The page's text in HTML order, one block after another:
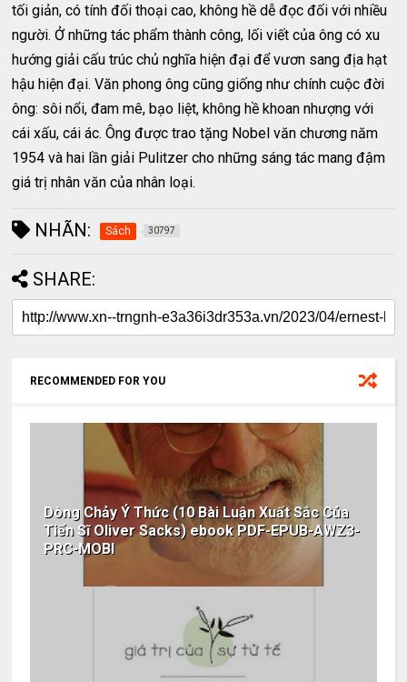
tối giản, có tính đối thoại cao, không hề dễ đọc đối với nhiều
người. Ở những tác phẩm thành công, lối viết của ông có xu
hướng giải cấu trúc chủ nghĩa hiện đại để vươn sang địa hạt
hậu hiện đại. Văn phong ông cũng giống như chính cuộc đời
ông: sôi nổi, đam mê, bạo liệt, không hề khoan nhượng với
cái xấu, cái ác. Ông được trao tặng Nobel văn chương năm
1954 và hai lần giải Pulitzer cho những sáng tác mang đậm
giá trị nhân văn của nhân loại.
NHÃN: Sách 30797
SHARE:
RECOMMENDED FOR YOU
Dòng Chảy Ý Thức (10 Bài Luận Xuất Sắc Của
Tiến Sĩ Oliver Sacks) ebook PDF-EPUB-AWZ3-
PRC-MOBI